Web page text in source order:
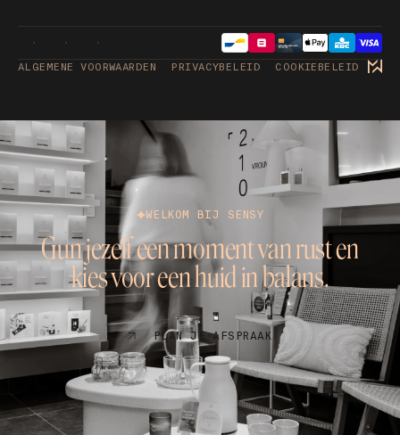
ALGEMENE VOORWAARDEN PRIVACYBELEID COOKIEBELEID
WELKOM BIJ SENSY
Gun jezelf een moment van rust en
kies voor een huid in balans.
PLAN JE AFSPRAAK